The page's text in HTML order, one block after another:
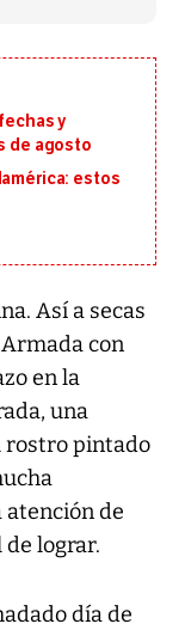
y
de agosto
estos
Así a secas
con
en la
una
rostro pintado
de
lograr.
día de